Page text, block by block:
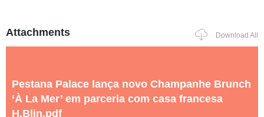
Attachments Download All
Pestana Palace lança novo Champanhe Brunch
‘À La Mer’ em parceria com casa francesa
H.Blin.pdf